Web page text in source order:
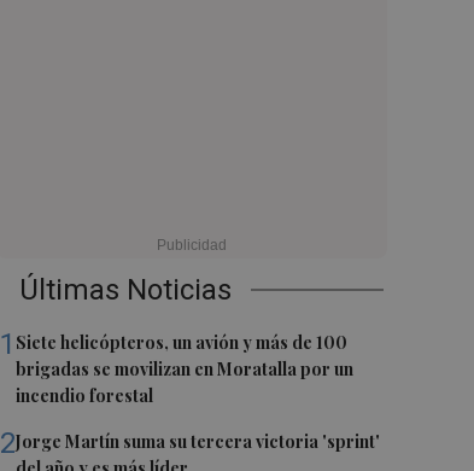
Últimas Noticias
1 Siete helicópteros, un avión y más de 100
brigadas se movilizan en Moratalla por un
incendio forestal
2Jorge Martín suma su tercera victoria 'sprint'